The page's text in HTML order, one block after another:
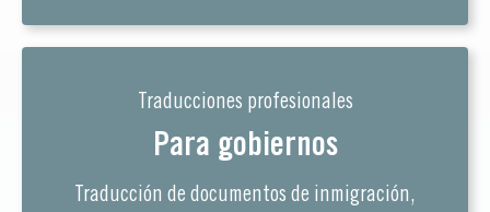
Traducciones profesionales
Para gobiernos
Traducción de documentos de inmigración,